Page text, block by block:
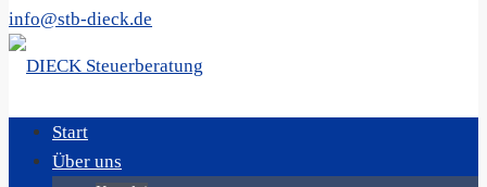
info@stb-dieck.de
Start
Über uns